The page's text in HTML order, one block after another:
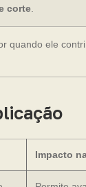
corte
quando ele
Impacto